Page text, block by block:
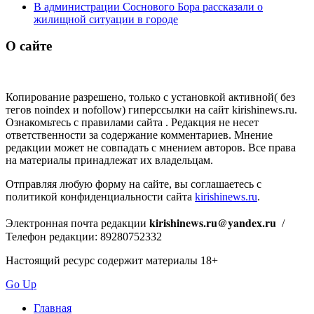
В администрации Соснового Бора рассказали о
жилищной ситуации в городе
О сайте
Копирование разрешено, только с установкой активной( без
тегов noindex и nofollow) гиперссылки на сайт kirishinews.ru.
Ознакомьтесь с правилами сайта . Редакция не несет
ответственности за содержание комментариев. Мнение
редакции может не совпадать с мнением авторов. Все права
на материалы принадлежат их владельцам.
Отправляя любую форму на сайте, вы соглашаетесь с
политикой конфиденциальности сайта kirishinews.ru.
Электронная почта редакции kirishinews.ru@yandex.ru /
Телефон редакции: 89280752332
Настоящий ресурс содержит материалы 18+
Go Up
Главная